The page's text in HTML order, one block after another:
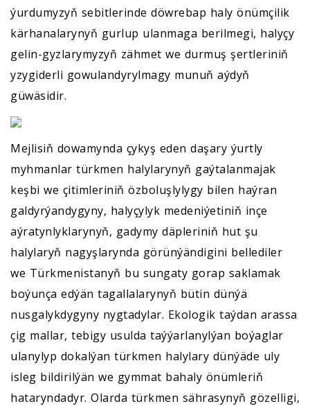
ýurdumyzyň sebitlerinde döwrebap haly önümçilik
kärhanalarynyň gurlup ulanmaga berilmegi, halyçy
gelin-gyzlarymyzyň zähmet we durmuş şertleriniň
yzygiderli gowulandyrylmagy munuň aýdyň
güwäsidir.
Mejlisiň dowamynda çykyş eden daşary ýurtly
myhmanlar türkmen halylarynyň gaýtalanmajak
keşbi we çitimleriniň özboluşlylygy bilen haýran
galdyrýandygyny, halyçylyk medeniýetiniň inçe
aýratynlyklarynyň, gadymy däpleriniň hut şu
halylaryň nagyşlarynda görünýändigini bellediler
we Türkmenistanyň bu sungaty gorap saklamak
boýunça edýän tagallalarynyň bütin dünýä
nusgalykdygyny nygtadylar. Ekologik taýdan arassa
çig mallar, tebigy usulda taýýarlanylýan boýaglar
ulanylyp dokalýan türkmen halylary dünýäde uly
isleg bildirilýän we gymmat bahaly önümleriň
hataryndadyr. Olarda türkmen sährasynyň gözelligi,